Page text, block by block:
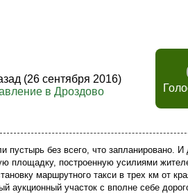
(26 сентября 2016)
в Дроздово
пустырь без всего, что запланировано. И
площадку, построенную усилиями
маршрутного такси в трех км от
аукционный участок с вполне себе